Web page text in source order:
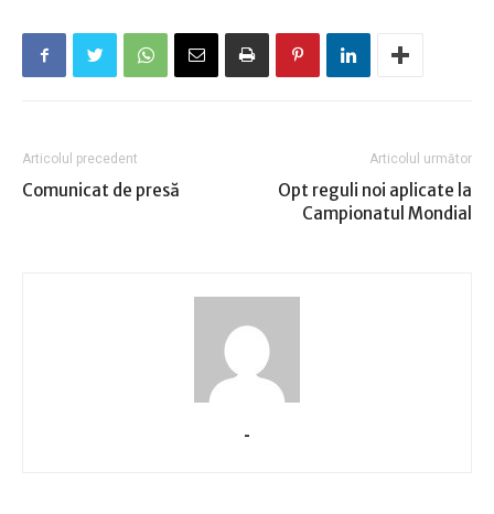
Articolul precedent
Comunicat de presă
Articolul următor
Opt reguli noi aplicate la
Campionatul Mondial
-